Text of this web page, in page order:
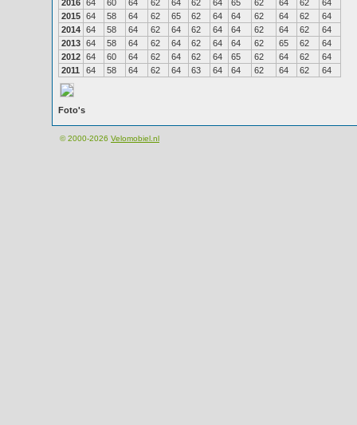
2016 64 60 64 62 64 62 64 65 62 64 62
64
2015 64 58 64 62 65 62 64 64 62 64 62
64
2014 64 58 64 62 64 62 64 64 62 64 62
64
2013 64 58 64 62 64 62 64 64 62 65 62
64
2012 64 60 64 62 64 62 64 65 62 64 62
64
2011
64 58 64 62 64 63 64 64 62 64 62 64
Foto's
© 2000-2026 Velomobiel.nl